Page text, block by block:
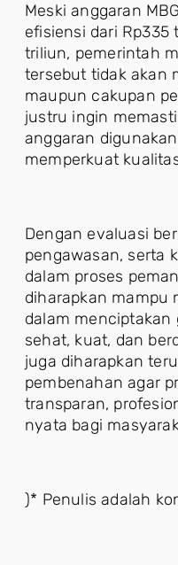
Meski anggaran
efisiensi dari Rp335
triliun, pemerintah
tersebut tidak akan
maupun cakupan
justru ingin
anggaran
memperkuat
Dengan evaluasi
pengawasan, serta
dalam proses
diharapkan mampu
dalam menciptakan
sehat, kuat, dan
juga diharapkan
pembenahan agar
transparan,
nyata bagi
)* Penulis adalah